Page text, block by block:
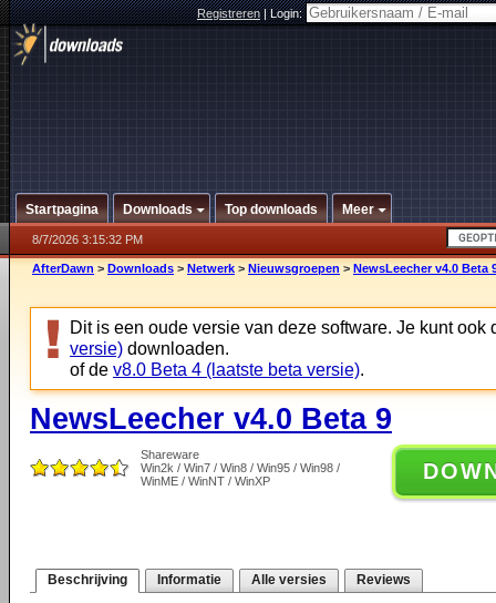
Registreren|Login:
Startpagina Downloads Top downloads Meer
8/7/2026 3:15:32 PM
AfterDawn > Downloads > Netwerk > Nieuwsgroepen > NewsLeecher v4.0 Beta
Dit is een oude versie van deze software. Je kunt ook
versie) downloaden.
of de v8.0 Beta 4 (laatste beta versie).
NewsLeecher v4.0 Beta 9
Shareware
Win2k / Win7 / Win8 / Win95 / Win98 /
WinME / WinNT / WinXP
Beschrijving Informatie Alle versies Reviews